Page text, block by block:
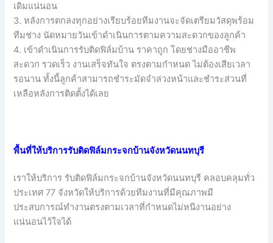
เดิมแน่นอน
3. หลังการตกลงทุกอย่างเรียบร้อยทีมงานจะจัดเตรียมวัสดุพร้อม
ทีมช่าง นัดหมายวันเข้าดำเนินการตามความสะดวกของลูกค้า
4. เข้าดำเนินการรับติดฟิล์มบ้าน ราคาถูก โดยช่างมืออาชีพ
สะดวก รวดเร็ว งานเสร็จทันใจ ตรงตามกำหนด ไม่ต้องเสียเวลา
รอนาน ทั้งนี้ลูกค้าสามารถชำระมัดจำล่วงหน้าและชำระส่วนที่
เหลือหลังการติดตั้งได้เลย
พื้นที่ให้บริการรับติดฟิล์มกระจกบ้านจังหวัดนนทบุรี
เราให้บริการ รับติดฟิล์มกระจกบ้านจังหวัดนนทบุรี คลอบคลุมทั่ว
ประเทศ 77 จังหวัดให้บริการด้วยทีมงานที่มีคุณภาพมี
ประสบการณ์ทำงานตรงตามเวลาที่กำหนดไม่หนีงานอย่าง
แน่นอนไว้ใจได้